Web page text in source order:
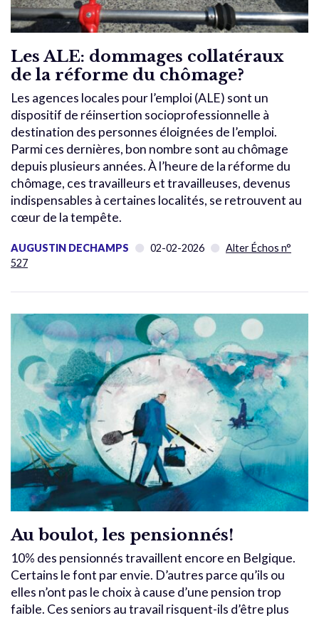
Les ALE: dommages collatéraux
de la réforme du chômage?
Les agences locales pour l’emploi (ALE) sont un
dispositif de réinsertion socioprofessionnelle à
destination des personnes éloignées de l’emploi.
Parmi ces dernières, bon nombre sont au chômage
depuis plusieurs années. À l’heure de la réforme du
chômage, ces travailleurs et travailleuses, devenus
indispensables à certaines localités, se retrouvent au
cœur de la tempête.
AUGUSTIN DECHAMPS 02-02-2026
Alter Échos n°
527
Au boulot, les pensionnés!
10% des pensionnés travaillent encore en Belgique.
Certains le font par envie. D’autres parce qu’ils ou
elles n’ont pas le choix à cause d’une pension trop
faible. Ces seniors au travail risquent-ils d’être plus